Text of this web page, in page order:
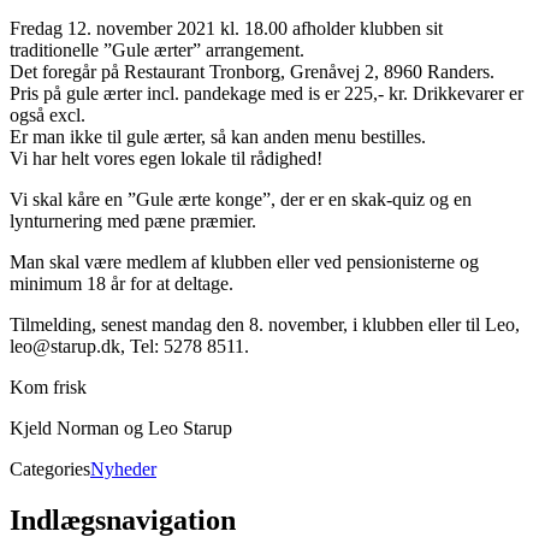
Fredag 12. november 2021 kl. 18.00 afholder klubben sit
traditionelle ”Gule ærter” arrangement.
Det foregår på Restaurant Tronborg, Grenåvej 2, 8960 Randers.
Pris på gule ærter incl. pandekage med is er 225,- kr. Drikkevarer er
også excl.
Er man ikke til gule ærter, så kan anden menu bestilles.
Vi har helt vores egen lokale til rådighed!
Vi skal kåre en ”Gule ærte konge”, der er en skak-quiz og en
lynturnering med pæne præmier.
Man skal være medlem af klubben eller ved pensionisterne og
minimum 18 år for at deltage.
Tilmelding, senest mandag den 8. november, i klubben eller til Leo,
leo@starup.dk, Tel: 5278 8511.
Kom frisk
Kjeld Norman og Leo Starup
CategoriesNyheder
Indlægsnavigation